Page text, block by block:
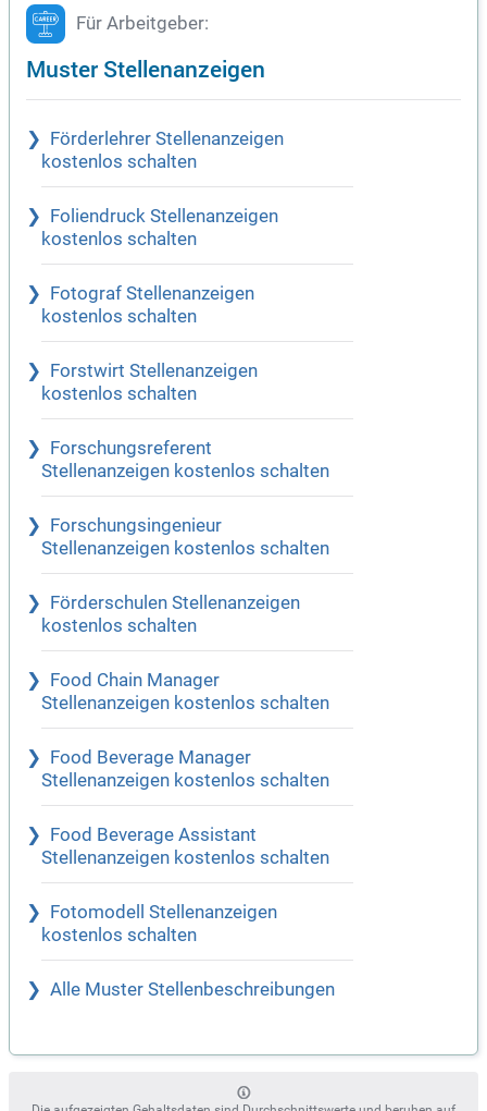
Für Arbeitgeber:
Muster Stellenanzeigen
Förderlehrer Stellenanzeigen
kostenlos schalten
Foliendruck Stellenanzeigen
kostenlos schalten
Fotograf Stellenanzeigen
kostenlos schalten
Forstwirt Stellenanzeigen
kostenlos schalten
Forschungsreferent
Stellenanzeigen kostenlos schalten
Forschungsingenieur
Stellenanzeigen kostenlos schalten
Förderschulen Stellenanzeigen
kostenlos schalten
Food Chain Manager
Stellenanzeigen kostenlos schalten
Food Beverage Manager
Stellenanzeigen kostenlos schalten
Food Beverage Assistant
Stellenanzeigen kostenlos schalten
Fotomodell Stellenanzeigen
kostenlos schalten
Alle Muster Stellenbeschreibungen